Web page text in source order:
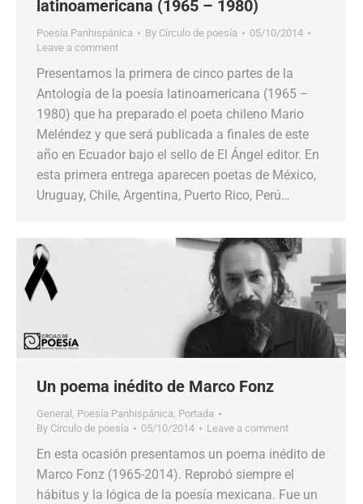
latinoamericana (1965 – 1980)
Poesía Panhispánica By Círculo de poesía
05/10/2014
Leave a comment
Presentamos la primera de cinco partes de la
Antología de la poesía latinoamericana (1965 –
1980) que ha preparado el poeta chileno Mario
Meléndez y que será publicada a finales de este
año en Ecuador bajo el sello de El Ángel editor. En
esta primera entrega aparecen poetas de México,
Uruguay, Chile, Argentina, Puerto Rico, Perú…
Un poema inédito de Marco Fonz
General , Poesía Panhispánica, Portada
By Círculo de poesía 05/10/2014 Leave a comment
En esta ocasión presentamos un poema inédito de
Marco Fonz (1965-2014). Reprobó siempre el
hábitus y la lógica de la poesía mexicana. Fue un